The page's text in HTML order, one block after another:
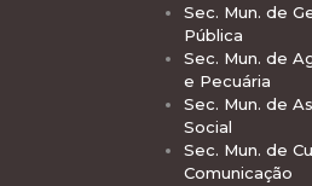
Sec. Mun. de
Pública
Sec. Mun. de
e Pecuária
Sec. Mun. de
Social
Sec. Mun. de
Comunicação